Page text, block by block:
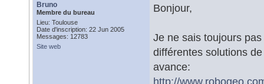
Bruno
Membre du bureau
Lieu: Toulouse
Date d'inscription: 22 Jun 2005
Messages: 12783
Site web
Bonjour,
Je ne sais toujours
différentes solutions
avance:
http://